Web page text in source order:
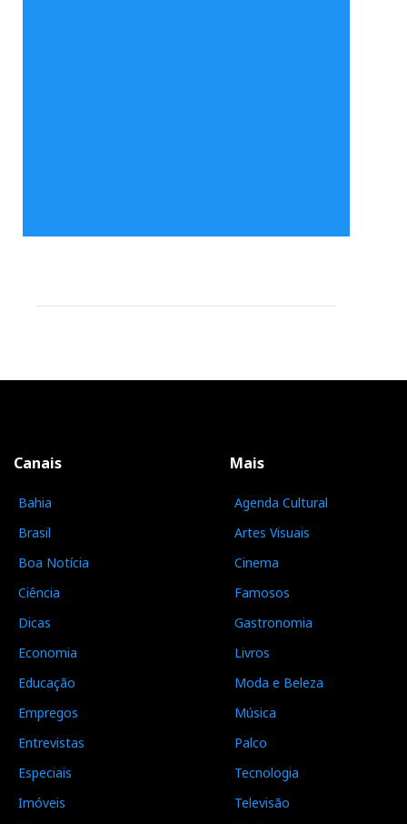
Canais
Bahia
Brasil
Boa Notícia
Ciência
Dicas
Economia
Educação
Empregos
Entrevistas
Especiais
Imóveis
Mais
Agenda Cultural
Artes Visuais
Cinema
Famosos
Gastronomia
Livros
Moda e Beleza
Música
Palco
Tecnologia
Televisão